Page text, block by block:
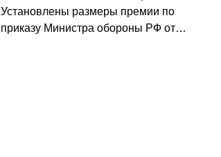
Установлены размеры премии по
приказу Министра обороны РФ от…